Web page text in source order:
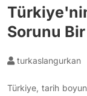
Sorunu
turkaslangurkan
Türkiye, tarih